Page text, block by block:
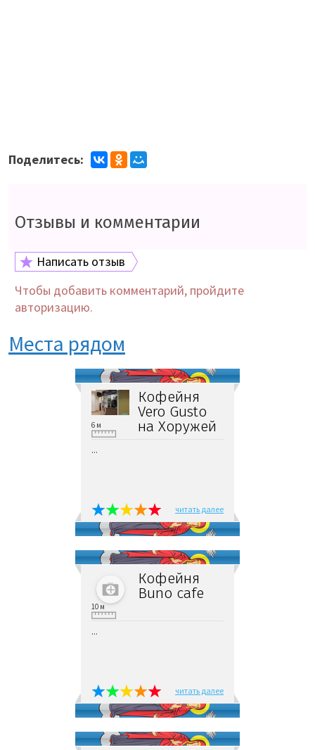
Поделитесь:
Отзывы и комментарии
Написать отзыв
Чтобы добавить комментарий, пройдите
авторизацию.
Места рядом
Кофейня
Vero Gusto
на Хоружей
6 м
...
читать далее
Кофейня
Buno cafe
10 м
...
читать далее